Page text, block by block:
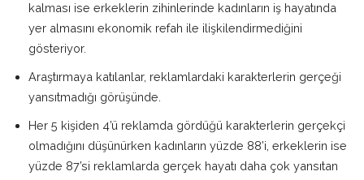
kalması ise erkeklerin zihinlerinde kadınların iş hayatında
yer almasını ekonomik refah ile ilişkilendirmediğini
gösteriyor.
Araştırmaya katılanlar, reklamlardaki karakterlerin gerçeği
yansıtmadığı görüşünde.
Her 5 kişiden 4’ü reklamda gördüğü karakterlerin gerçekçi
olmadığını düşünürken kadınların yüzde 88’i, erkeklerin ise
yüzde 87’si reklamlarda gerçek hayatı daha çok yansıtan